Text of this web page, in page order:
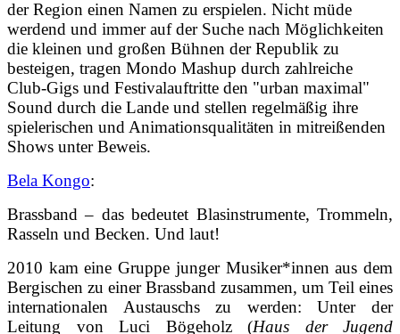
der Region einen Namen zu erspielen. Nicht müde
werdend und immer auf der Suche nach Möglichkeiten
die kleinen und großen Bühnen der Republik zu
besteigen, tragen Mondo Mashup durch zahlreiche
Club-Gigs und Festivalauftritte den "urban maximal"
Sound durch die Lande und stellen regelmäßig ihre
spielerischen und Animationsqualitäten in mitreißenden
Shows unter Beweis.
Bela Kongo:
Brassband – das bedeutet Blasinstrumente, Trommeln,
Rasseln und Becken. Und laut!
2010 kam eine Gruppe junger Musiker*innen aus dem
Bergischen zu einer Brassband zusammen, um Teil eines
internationalen Austauschs zu werden: Unter der
Leitung von Luci Bögeholz (Haus der Jugend